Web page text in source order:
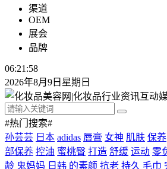
渠道
OEM
展会
品牌
06:21:59
2026年8月9日星期日
#热门搜索#
孙芸芸 日本 adidas 唇膏 女神 肌肤 保养
部保养 控油 蜜桃臀 打造 舒缓 运动 零
龄 鬼妈妈 日韩 的素颜 抗老 持久 毛巾